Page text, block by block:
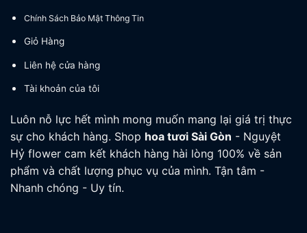
Chính Sách Bảo Mật Thông Tin
Giỏ Hàng
Liên hệ cửa hàng
Tài khoản của tôi
Luôn nỗ lực hết mình mong muốn mang lại giá trị thực
sự cho khách hàng. Shop hoa tươi Sài Gòn - Nguyệt
Hỷ flower cam kết khách hàng hài lòng 100% về sản
phẩm và chất lượng phục vụ của mình. Tận tâm -
Nhanh chóng - Uy tín.